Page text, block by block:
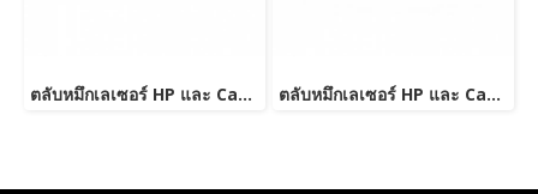
ตลับหมึกเลเซอร์ HP และ Canon รุ่น CE285A/CB435ACanon 325/312/313/125/712/713/725-JUMBO ตลับหมึกเลเซอร์ HP และ Canon รุ่น CF283A JUMBO